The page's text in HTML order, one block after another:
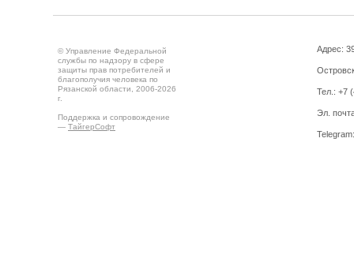
© Управление Федеральной
службы по надзору в сфере
защиты прав потребителей и
благополучия человека по
Рязанской области, 2006-2026
г.
Поддержка и сопровождение
— ТайгерСофт
Адрес:
Тел.: +7
Эл.